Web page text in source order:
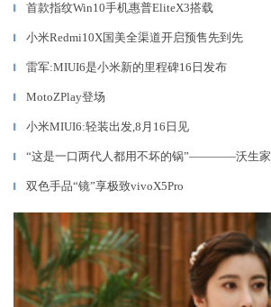
▎ 首款指纹Win10手机惠普EliteX3搭载
▎ 小米Redmi10X国美全渠道开启预售先到先
▎ 雷军:MIUI6是小米新的里程碑16日发布
▎ MotoZPlay登场
▎ 小米MIUI6:轻装出发,8月16日见
▎ “这是一口两代人都用不坏的锅”————沃生家
▎ 双色手品“镜”享极致vivoX5Pro